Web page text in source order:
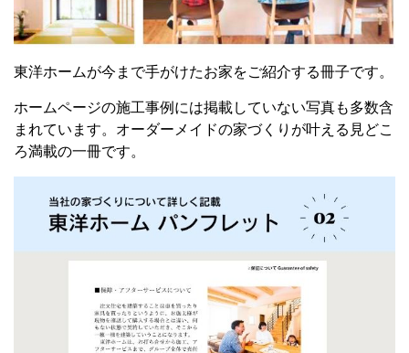
東洋ホームが今まで手がけたお家をご紹介する冊子です。
ホームページの施工事例には掲載していない写真も多数含
まれています。 オーダーメイドの家づくりが叶える 見どこ
ろ満載の一冊です。